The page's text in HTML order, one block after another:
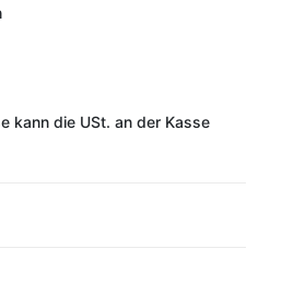
kann die USt. an der Kasse